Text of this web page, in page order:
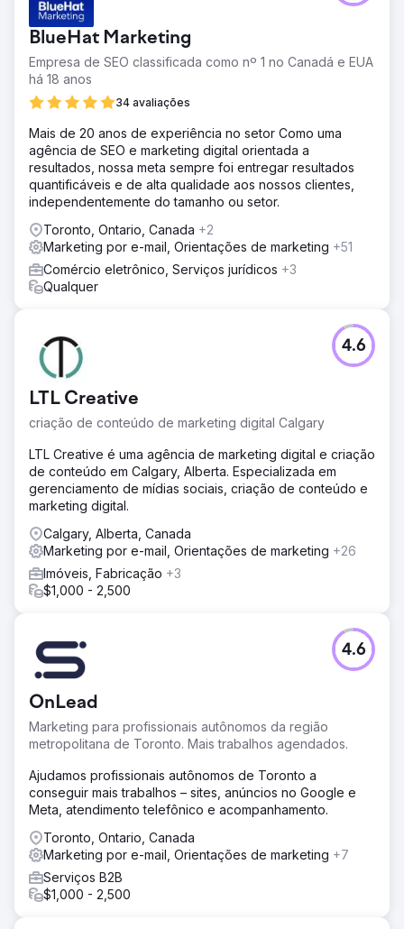
Aumento de 37% no tempo no site
Ir para a página da agência
BlueHat Marketing
Empresa de SEO classificada como nº 1 no Canadá e EUA
há 18 anos
34 avaliações
Mais de 20 anos de experiência no setor Como uma
agência de SEO e marketing digital orientada a
resultados, nossa meta sempre foi entregar resultados
quantificáveis e de alta qualidade aos nossos clientes,
independentemente do tamanho ou setor.
Toronto, Ontario, Canada +2
Marketing por e-mail, Orientações de marketing +51
Comércio eletrônico, Serviços jurídicos +3
Qualquer
LTL Creative
criação de conteúdo de marketing digital Calgary
4.6
LTL Creative é uma agência de marketing digital e criação
de conteúdo em Calgary, Alberta. Especializada em
gerenciamento de mídias sociais, criação de conteúdo e
marketing digital.
Calgary, Alberta, Canada
Marketing por e-mail, Orientações de marketing +26
Imóveis, Fabricação +3
$1,000 - 2,500
OnLead
Marketing para profissionais autônomos da região
metropolitana de Toronto. Mais trabalhos agendados.
4.6
Ajudamos profissionais autônomos de Toronto a
conseguir mais trabalhos – sites, anúncios no Google e
Meta, atendimento telefônico e acompanhamento.
Toronto, Ontario, Canada
Marketing por e-mail, Orientações de marketing +7
Serviços B2B
$1,000 - 2,500